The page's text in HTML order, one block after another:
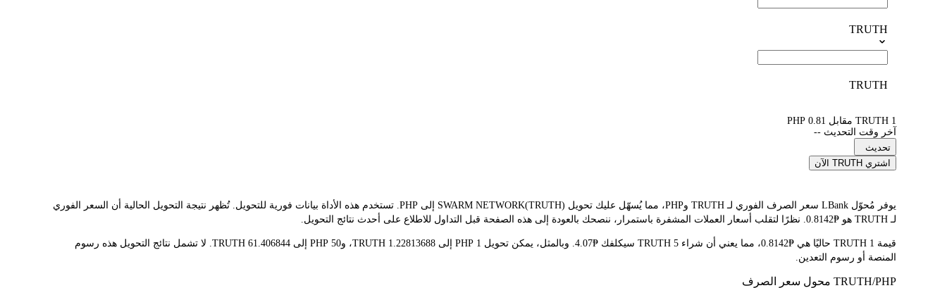
TRUTH
TRUTH
1 TRUTH مقابل 0.81 PHP
آخر وقت التحديث --
تحديث
اشتري TRUTH الآن
يوفر مُحوّل LBank سعر الصرف الفوري لـ TRUTH وPHP، مما يُسهّل عليك تحويل SWARM NETWORK(TRUTH) إلى PHP. تستخدم هذه الأداة بيانات فورية للتحويل. تُظهر نتيجة التحويل الحالية أن السعر الفوري
لـ TRUTH هو ₱0.8142. نظرًا لتقلب أسعار العملات المشفرة باستمرار، ننصحك بالعودة إلى هذه الصفحة قبل التداول للاطلاع على أحدث نتائج التحويل.
قيمة 1 TRUTH حاليًا هي ₱0.8142، مما يعني أن شراء 5 TRUTH سيكلفك ₱4.07. وبالمثل، يمكن تحويل 1 PHP إلى 1.22813688 TRUTH، و50 PHP إلى 61.406844 TRUTH. لا تشمل نتائج التحويل هذه رسوم
المنصة أو رسوم التعدين.
TRUTH/PHP محول سعر الصرف